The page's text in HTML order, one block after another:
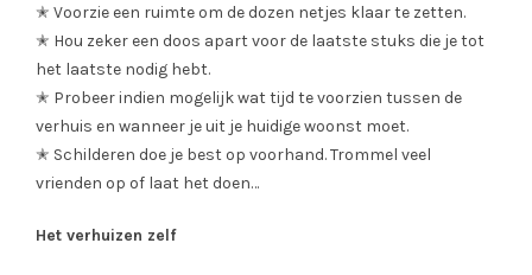
✭ Voorzie een ruimte om de dozen netjes klaar te zetten.
✭ Hou zeker een doos apart voor de laatste stuks die je tot
het laatste nodig hebt.
✭ Probeer indien mogelijk wat tijd te voorzien tussen de
verhuis en wanneer je uit je huidige woonst moet.
✭ Schilderen doe je best op voorhand. Trommel veel
vrienden op of laat het doen…
Het verhuizen zelf